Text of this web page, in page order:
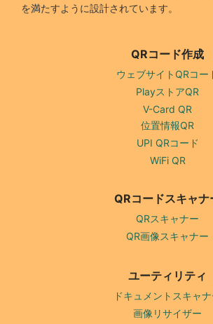
を満たすように設計されています。
QRコード作成
ウェブサイトQRコー
PlayストアQR
V-Card QR
位置情報QR
UPI QRコード
WiFi QR
QRコードスキャナ
QRスキャナー
QR画像スキャナー
ユーティリティ
ドキュメントスキャ
画像リサイザー